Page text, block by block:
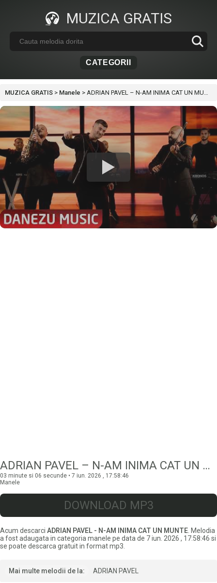
MUZICA GRATIS
CATEGORII
MUZICA GRATIS > Manele > ADRIAN PAVEL – N-AM INIMA CAT UN MUNTE
ADRIAN PAVEL – N-AM INIMA CAT UN MUNTE
03 minute si 06 secunde • 7 iun. 2026 , 17:58:46
Manele
DOWNLOAD MP3
Acum descarci ADRIAN PAVEL - N-AM INIMA CAT UN MUNTE . Melodia
a fost adaugata in categoria manele pe data de 7 iun. 2026 , 17:58:46 si
se poate descarca gratuit in format mp3.
Mai multe melodii de la: ADRIAN PAVEL